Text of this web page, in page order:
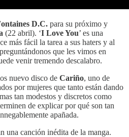
D.C. para su próximo y
(22 abril). ‘I Love You’ es una
más fácil la tarea a sus haters y al
que les vimos en
venir tremendo descalabro.
nuevo disco de Cariño, uno de
por mujeres que tanto están dando
tan modestos y discretos como
de explicar por qué son tan
apañada.
una canción inédita de la manga.